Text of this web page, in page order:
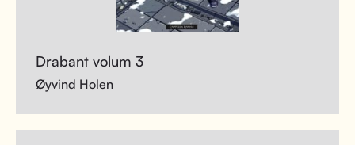
Drabant volum 3
Øyvind Holen